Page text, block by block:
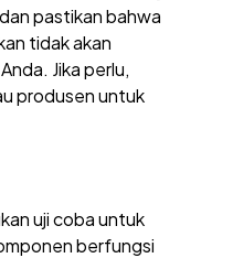
pastikan bahwa
tidak akan
Jika perlu,
produsen untuk
uji coba untuk
berfungsi